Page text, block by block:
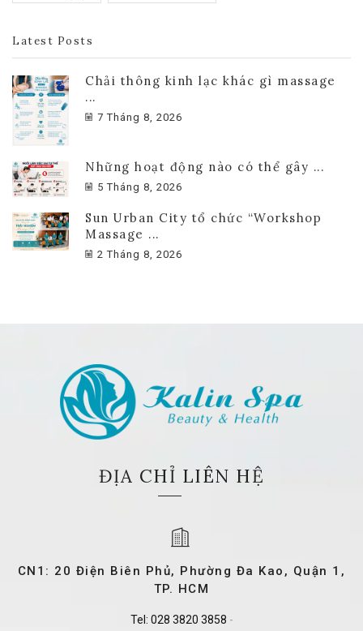
Latest Posts
Chải thông kinh lạc khác gì massage
...
7 Tháng 8, 2026
Những hoạt động nào có thể gây ...
5 Tháng 8, 2026
Sun Urban City tổ chức “Workshop
Massage ...
2 Tháng 8, 2026
ĐỊA CHỈ LIÊN HỆ
CN1: 20 Điện Biên Phủ, Phường Đa Kao, Quận 1,
TP. HCM
Tel: 028 3820 3858 -